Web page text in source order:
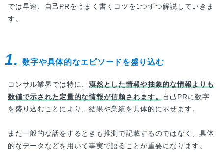
では早速、自己PRをうまく書くコツを1つずつ解説していきま
す。
1. 数字や具体的なエピソードを盛り込む
コンサル業界では特に、 漠然とした情報や抽象的な情報よりも
数値で示された定量的な情報が信頼されます。
自己PRに数字
を盛り込むことにより、結果や業績を具体的に示せます。
また一般的な話をするときも推測で記載するのではなく、具体
的なデータなどを用いて事実で語ることが重要になります。